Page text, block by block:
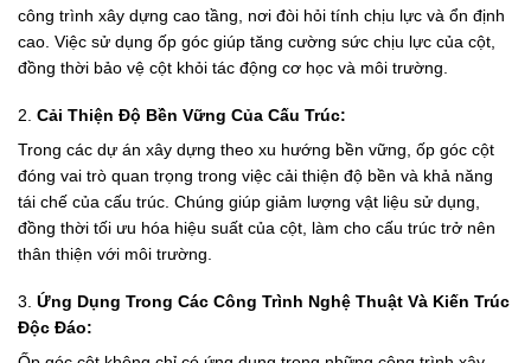
công trình xây dựng cao tầng, nơi đòi hỏi tính chịu lực và ổn định
cao. Việc sử dụng ốp góc giúp tăng cường sức chịu lực của cột,
đồng thời bảo vệ cột khỏi tác động cơ học và môi trường.
2. Cải Thiện Độ Bền Vững Của Cấu Trúc:
Trong các dự án xây dựng theo xu hướng bền vững, ốp góc cột
đóng vai trò quan trọng trong việc cải thiện độ bền và khả năng
tái chế của cấu trúc. Chúng giúp giảm lượng vật liệu sử dụng,
đồng thời tối ưu hóa hiệu suất của cột, làm cho cấu trúc trở nên
thân thiện với môi trường.
3. Ứng Dụng Trong Các Công Trình Nghệ Thuật Và Kiến Trúc
Độc Đáo: